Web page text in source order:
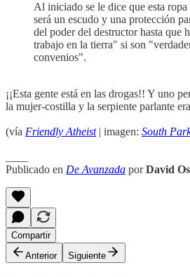
Al iniciado se le dice que esta
será un escudo y una protección
del poder del destructor hasta que
trabajo en la tierra" si son
convenios".
¡¡Esta gente está en las drogas!! Y uno
la mujer-costilla y la serpiente parlante
(vía Friendly Atheist| imagen: South
Publicado en De Avanzada porDavid
Compartir
Anterior
Siguiente